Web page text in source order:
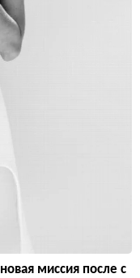
миссия после с